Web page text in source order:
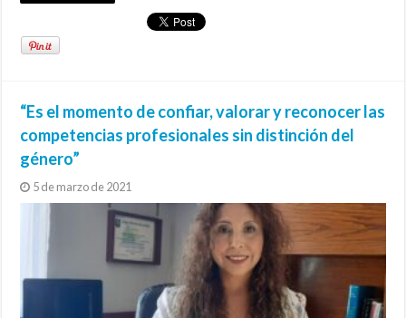
“Es el momento de confiar, valorar y reconocer las
competencias profesionales sin distinción del
género”
5 de marzo de 2021